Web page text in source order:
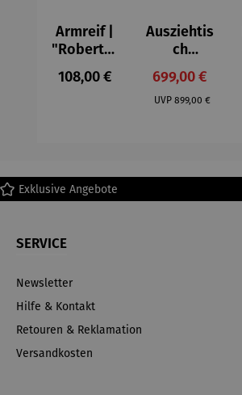
Armreif |
"Roberta"
– Anna
Mütz
Regulärer Preis:
108,00 €
Ausziehtis
ch
Aluminium
– Valor
Verkaufspreis:
699,00 €
UVP Regulärer Preis:
899,00 €
Exklusive Angebote
SERVICE
Newsletter
Hilfe & Kontakt
Retouren & Reklamation
Versandkosten